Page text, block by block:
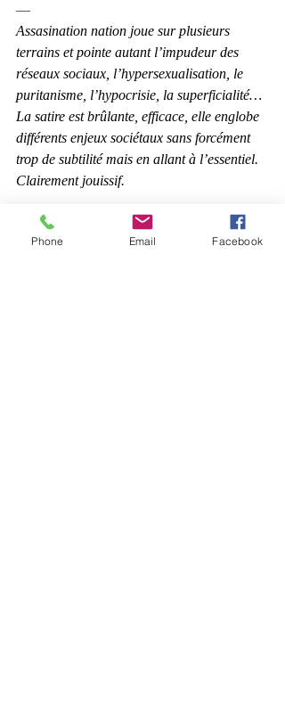
—
Assasination nation joue sur plusieurs
terrains et pointe autant l’impudeur des
réseaux sociaux, l’hypersexualisation, le
puritanisme, l’hypocrisie, la superficialité…
La satire est brûlante, efficace, elle englobe
différents enjeux sociétaux sans forcément
trop de subtilité mais en allant à l’essentiel.
Clairement jouissif.
Phone Email Facebook